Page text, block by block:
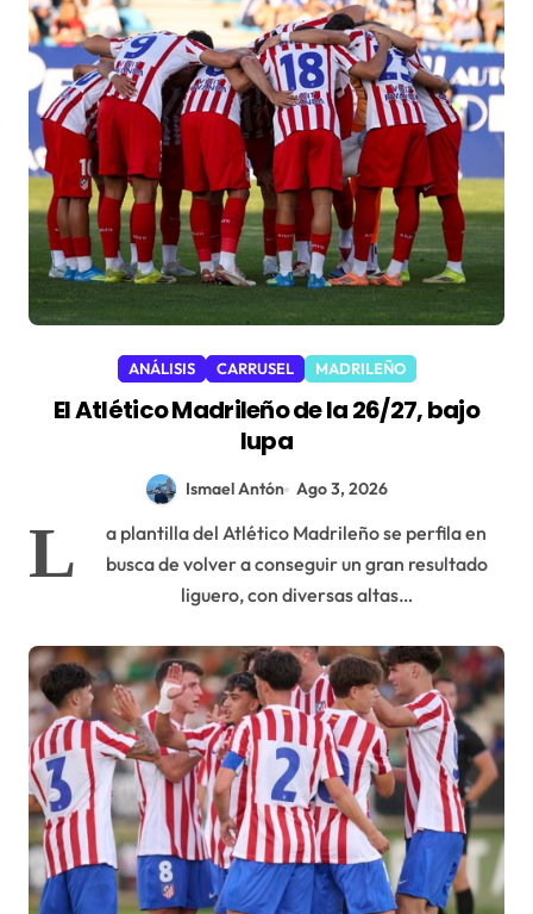
ANÁLISIS CARRUSEL MADRILEÑO
El Atlético Madrileño de la 26/27, bajo
lupa
Ismael Antón Ago 3, 2026
L
a plantilla del Atlético Madrileño se perfila en
busca de volver a conseguir un gran resultado
liguero, con diversas altas…